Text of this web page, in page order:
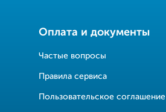
Оплата и документы
Частые вопросы
Правила сервиса
Пользовательское соглашение